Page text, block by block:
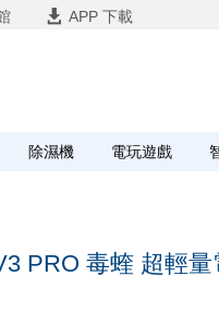
APP 下載
除濕機 電玩遊戲
PRO 毒蝰 超輕